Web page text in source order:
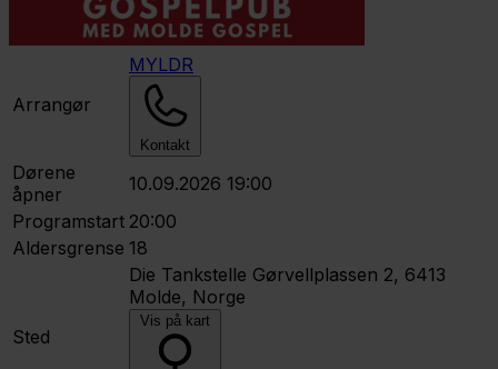
Arrangør
MYLDR
Kontakt
Dørene
åpner
10.09.2026 19:00
Programstart 20:00
Aldersgrense 18
Sted
Die Tankstelle Gørvellplassen 2, 6413
Molde, Norge
Vis på kart